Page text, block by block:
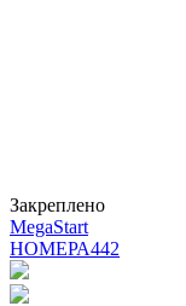
Закреплено
MegaStart
НОМЕРА442